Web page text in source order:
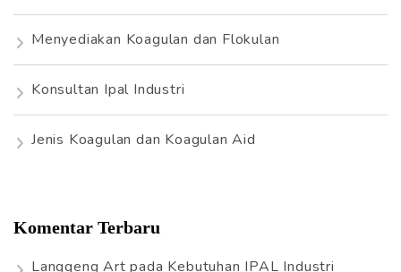
Menyediakan Koagulan dan Flokulan
Konsultan Ipal Industri
Jenis Koagulan dan Koagulan Aid
Komentar Terbaru
Langgeng Art pada Kebutuhan IPAL Industri